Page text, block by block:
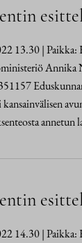
13.30 | Paikka:
Annika
annetun
14.30 | Paikka: